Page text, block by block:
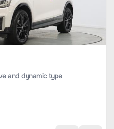
and dynamic type